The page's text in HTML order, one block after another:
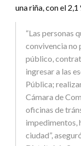
una riña, con el 2,1
“Las personas
convivencia no
público,
ingresar a las
Pública;
Cámara de
oficinas de
impedimentos,
ciudad”,